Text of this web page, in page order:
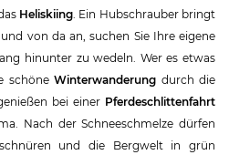
Heliskiing. Ein Hubschrauber bringt
von da an, suchen Sie Ihre eigene
hinunter zu wedeln. Wer es etwas
schöneWinterwanderung durch die
bei einer Pferdeschlittenfahrt
Nach der Schneeschmelze dürfen
und die Bergwelt in grün